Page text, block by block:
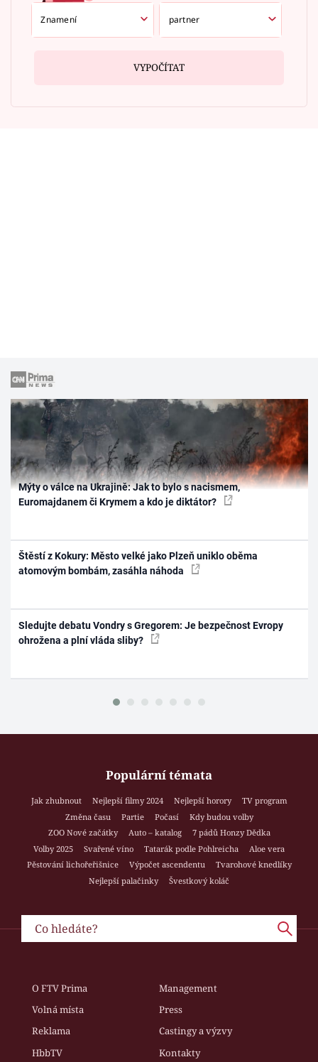
VYPOČÍTAT
Mýty o válce na Ukrajině: Jak to bylo s nacismem,
Euromajdanem či Krymem a kdo je diktátor?
Štěstí z Kokury: Město velké jako Plzeň uniklo oběma
atomovým bombám, zasáhla náhoda
Sledujte debatu Vondry s Gregorem: Je bezpečnost Evropy
ohrožena a plní vláda sliby?
Populární témata
Jak zhubnout Nejlepší filmy 2024 Nejlepší horory
TV program
Změna času
Partie Počasí
Kdy budou volby
ZOO Nové začátky
Auto – katalog
7 pádů Honzy Dědka
Volby 2025
Svařené víno Tatarák podle Pohlreicha
Aloe vera
Pěstování lichořeřišnice
Výpočet ascendentu
Tvarohové knedlíky
Nejlepší palačinky
Švestkový koláč
O FTV Prima
Management
Volná místa
Press
Reklama
Castingy a výzvy
HbbTV
Kontakty